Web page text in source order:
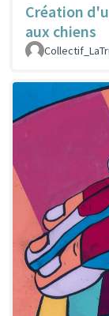
Création
aux chiens